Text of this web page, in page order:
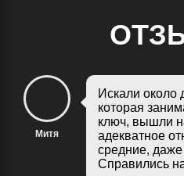
Митя
Искали около
которая
ключ, вышли
адекватное
средние, даже
Справились